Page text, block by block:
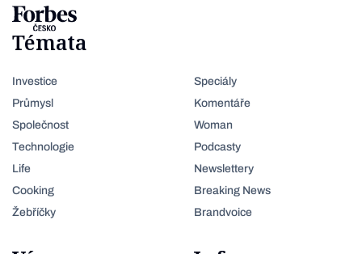
Témata
Investice
Průmysl
Společnost
Technologie
Life
Cooking
Žebříčky
Speciály
Komentáře
Woman
Podcasty
Newslettery
Breaking News
Brandvoice